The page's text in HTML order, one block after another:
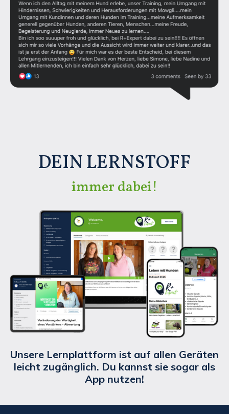
DEIN LERNSTOFF
immer dabei!
Unsere Lernplattform ist auf allen Geräten
leicht zugänglich. Du kannst sie sogar als
App nutzen!